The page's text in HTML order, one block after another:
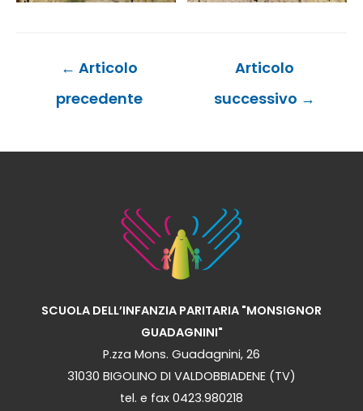
Navigazione
← Articolo
precedente
Articolo
successivo →
SCUOLA DELL’INFANZIA PARITARIA "MONSIGNOR
GUADAGNINI"
P.zza Mons. Guadagnini, 26
31030 BIGOLINO DI VALDOBBIADENE (TV)
tel. e fax 0423.980218